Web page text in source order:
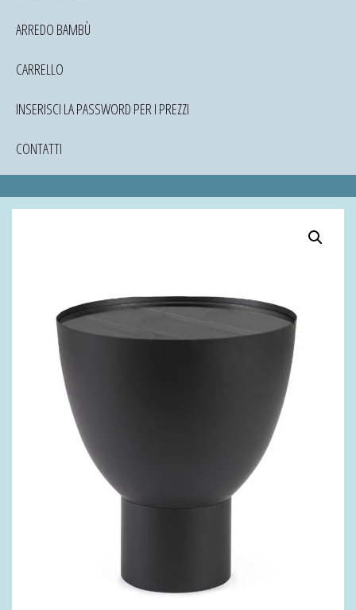
ARREDO BAMBÙ
CARRELLO
INSERISCI LA PASSWORD PER I PREZZI
CONTATTI